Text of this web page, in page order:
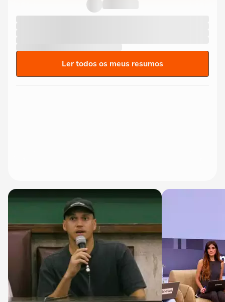
Ler todos os meus resumos